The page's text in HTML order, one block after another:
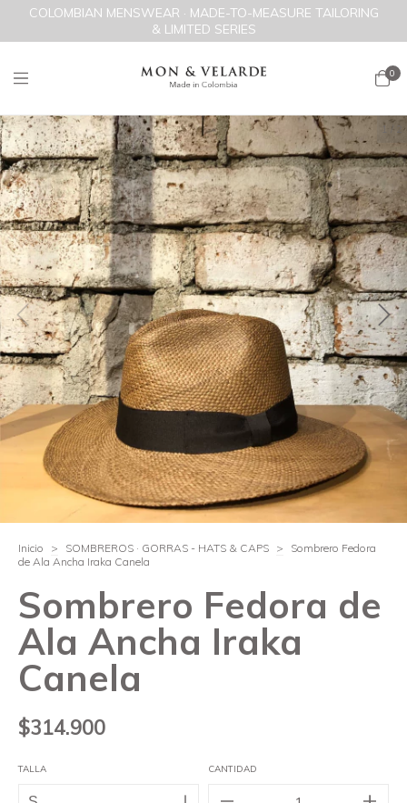
COLOMBIAN MENSWEAR · MADE-TO-MEASURE TAILORING
& LIMITED SERIES
0
1 / 2
Inicio > SOMBREROS · GORRAS - HATS & CAPS >
Sombrero Fedora
de Ala Ancha Iraka Canela
Sombrero Fedora de
Ala Ancha Iraka
Canela
$314.900
TALLA CANTIDAD